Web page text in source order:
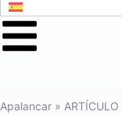
Apalancar » ARTÍCULO